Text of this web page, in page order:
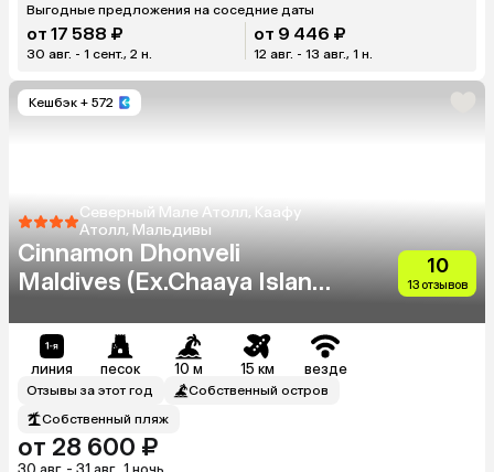
Выгодные предложения на соседние даты
от 17 588 ₽
30 авг. - 1 сент., 2 н.
от 9 446 ₽
12 авг. - 13 авг., 1 н.
Кешбэк + 572
Северный Мале Атолл, Каафу
Атолл, Мальдивы
Cinnamon Dhonveli
Maldives (Ex.Chaaya Island
10
13 отзывов
линия песок 10 м 15 км везде
Отзывы за этот год
Собственный остров
Собственный пляж
от 28 600 ₽